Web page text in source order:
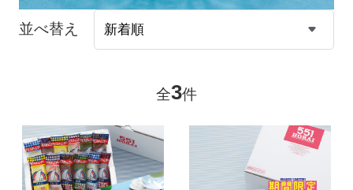
並べ替え
全3件